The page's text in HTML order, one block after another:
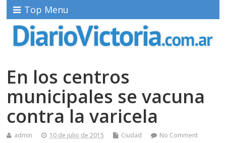
Top Menu
En los centros
municipales se vacuna
contra la varicela
admin 10 de julio de 2015 Ciudad No Comment